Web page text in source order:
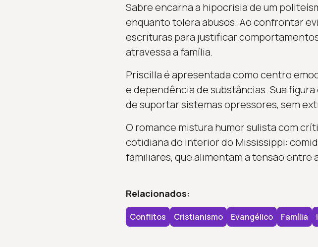
Sabre encarna a hipocrisia de um
enquanto tolera abusos. Ao confrontar
escrituras para justificar
atravessa a família.
Priscilla é apresentada como centro
e dependência de substâncias. Sua
de suportar sistemas opressores, sem
O romance mistura humor sulista com
cotidiana do interior do Mississippi:
familiares, que alimentam a tensão entre
Relacionados:
Conflitos Cristianismo Evangélico Família